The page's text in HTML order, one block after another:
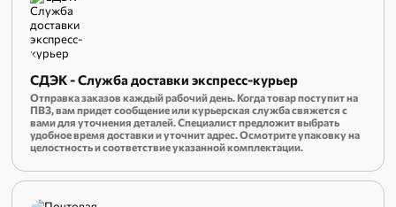
СДЭК - Служба доставки экспресс-курьер
Отправка заказов каждый рабочий день. Когда товар поступит на
ПВЗ, вам придет сообщение или курьерская служба свяжется с
вами для уточнения деталей. Специалист предложит выбрать
удобное время доставки и уточнит адрес. Осмотрите упаковку на
целостность и соответствие указанной комплектации.